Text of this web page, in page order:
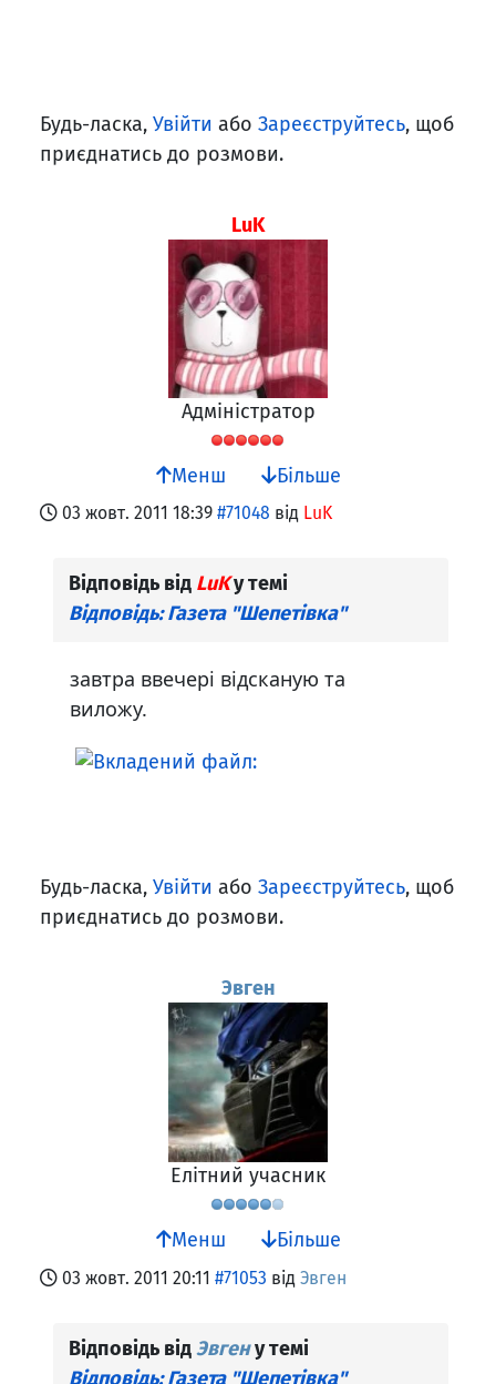
Будь-ласка, Увійти або Зареєструйтесь, щоб
приєднатись до розмови.
LuK
Адміністратор
Менш Більше
03 жовт. 2011 18:39 #71048 від LuK
Відповідь від LuKу темі
Відповідь: Газета "Шепетівка"
завтра ввечері відсканую та
виложу.
Будь-ласка, Увійти або Зареєструйтесь, щоб
приєднатись до розмови.
Эвген
Елітний учасник
Менш Більше
03 жовт. 2011 20:11 #71053 від Эвген
Відповідь відЭвгену темі
Відповідь: Газета "Шепетівка"